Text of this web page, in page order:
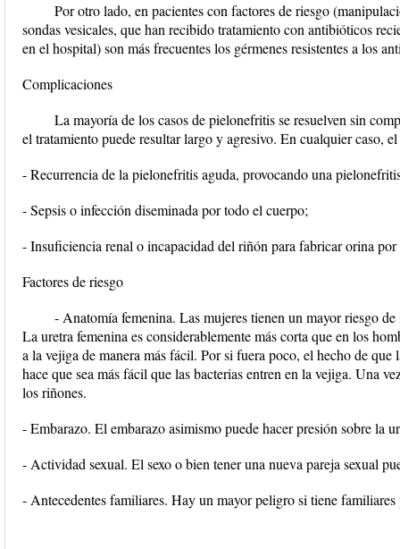
Por otro lado, en pacientes con factores de riesgo
sondas vesicales, que han recibido tratamiento con antibióticos
en el hospital) son más frecuentes los gérmenes resistentes a los
Complicaciones
La mayoría de los casos de pielonefritis se resuelven sin
el tratamiento puede resultar largo y agresivo. En cualquier caso,
- Recurrencia de la pielonefritis aguda, provocando una
- Sepsis o infección diseminada por todo el cuerpo;
- Insuficiencia renal o incapacidad del riñón para fabricar orina
Factores de riesgo
- Anatomía femenina. Las mujeres tienen un mayor riesgo
La uretra femenina es considerablemente más corta que en los
a la vejiga de manera más fácil. Por si fuera poco, el hecho de que
hace que sea más fácil que las bacterias entren en la vejiga. Una
los riñones.
- Embarazo. El embarazo asimismo puede hacer presión sobre la
- Actividad sexual. El sexo o bien tener una nueva pareja sexual
- Antecedentes familiares. Hay un mayor peligro si tiene